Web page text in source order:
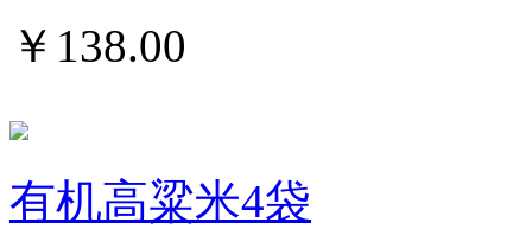
￥ 138.00
有机高粱米4袋